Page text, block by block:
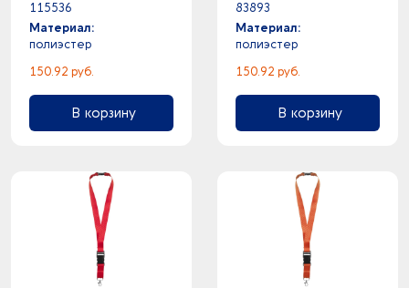
115536
Материал:
полиэстер
150.92 руб.
В корзину
83893
Материал:
полиэстер
150.92 руб.
В корзину